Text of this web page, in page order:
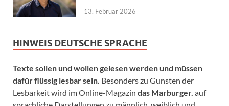
13. Februar 2026
HINWEIS DEUTSCHE SPRACHE
Texte sollen und wollen gelesen werden und müssen
dafür flüssig lesbar sein. Besonders zu Gunsten der
Lesbarkeit wird im Online-Magazin das Marburger. auf